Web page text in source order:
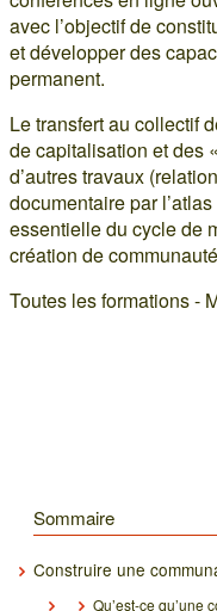
avec l’objectif de
et développer des
permanent.
Le transfert au collectif
de capitalisation et des
d’autres travaux
documentaire par
essentielle du cycle de
création de
Toutes les formations -
Sommaire
Construire une
Qu’est-ce qu’une